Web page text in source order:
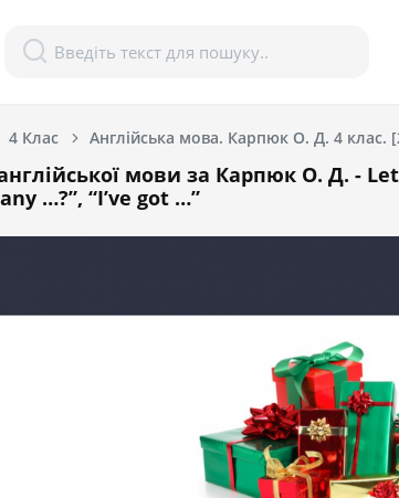
4 Клас Англійська мова. Карпюк О. Д. 4 клас.
мови за Карпюк О. Д. -
…?”, “I’ve got …”